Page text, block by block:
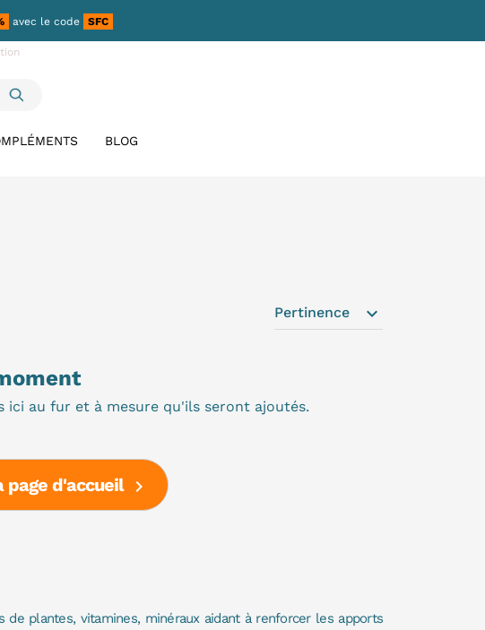
avec le code SFC
BLOG
Pertinence expand_more
au fur et à mesure qu'ils seront ajoutés.
page d'accueil 
de plantes, vitamines, minéraux aidant à renforcer les apports